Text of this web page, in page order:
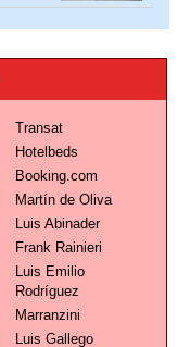
Transat
Hotelbeds
Booking.com
Martín de Oliva
Luis Abinader
Frank Rainieri
Luis Emilio
Rodríguez
Marranzini
Luis Gallego